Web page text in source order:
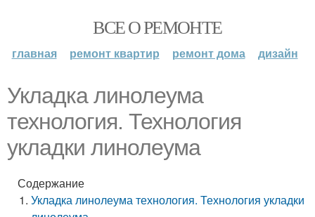
ВСЕ О РЕМОНТЕ
главная ремонт квартир ремонт дома дизайн
Укладка линолеума
технология. Технология
укладки линолеума
Содержание
Укладка линолеума технология. Технология укладки